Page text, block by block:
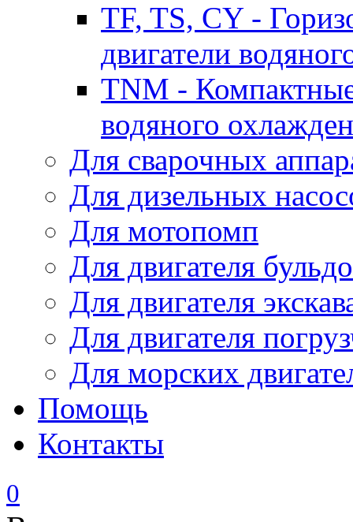
TF, TS, CY -
двигатели
TNM -
водяного
Для сварочных
Для дизельных
Для мотопомп
Для двигателя
Для двигателя
Для двигателя
Для морских
Помощь
Контакты
0